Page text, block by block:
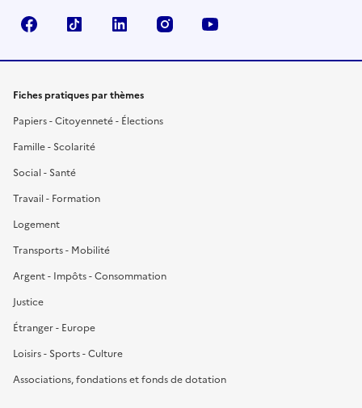
FacebookTikTok LinkedIn Instagram
Fiches pratiques par thèmes
Papiers - Citoyenneté - Élections
Famille - Scolarité
Social - Santé
Travail - Formation
Logement
Transports - Mobilité
Argent - Impôts - Consommation
Justice
Étranger - Europe
Loisirs - Sports - Culture
Associations, fondations et fonds de dotation